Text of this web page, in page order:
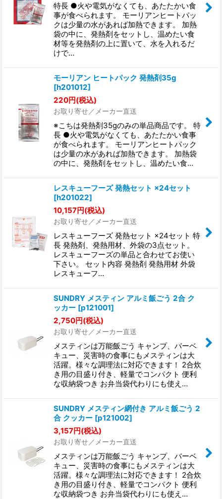
特長 ●火や電気がなくても、あたたかい食
事が食べられます。 モーリアンヒートパッ
クは少量の水があれば加熱できます。 加熱
袋の中に、発熱剤をセットし、温めたい食
材等を発熱剤の上に置いて、水を入れるだ
けで…
モーリアン ヒートパック 発熱剤35g
[h201012]
220円(税込)
お取り寄せ／メーカー直送
※こちは発熱剤35gのみの単品商品です。 特
長 ●火や電気がなくても、あたたかい食事
が食べられます。 モーリアンヒートパック
は少量の水があれば加熱できます。 加熱袋
の中に、発熱剤をセットし、温めたい食…
レスキューフーズ 発熱セット ×24セット
[h201022]
10,157円(税込)
お取り寄せ／メーカー直送
レスキューフーズ 発熱セット ×24セット 特
長 発熱剤、発熱用材、外袋の3点セット。
レスキューフーズの単品と合わせてお使い
下さい。 セット内容 発熱剤 発熱用材 外袋
レスキューフ…
SUNDRY メスティン アルミ飯ごう 2合 ク
ッカー [p121001]
2,750円(税込)
お取り寄せ／メーカー直送
メスティンは万能飯ごう キャンプ、バーベ
キュー、災害時の食事にもメスティンは大
活躍。様々な調理法に対応できます！ 2合炊
き用の目盛り付き、軽量でコンパクト 便利
な収納袋つき お弁当袋代わりにも使え…
SUNDRY メスティン網付き アルミ飯ごう 2
合 クッカー [p121002]
3,157円(税込)
お取り寄せ／メーカー直送
メスティンは万能飯ごう キャンプ、バーベ
キュー、災害時の食事にもメスティンは大
活躍。様々な調理法に対応できます！ 2合炊
き用の目盛り付き、軽量でコンパクト 便利
な収納袋つき お弁当袋代わりにも使え…